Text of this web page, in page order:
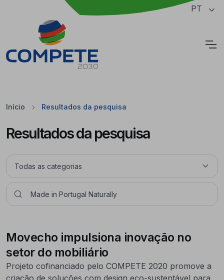
Saltar para o conteúdo principal da página PT
Início Resultados da pesquisa
Resultados da pesquisa
Movecho impulsiona inovação no
setor do mobiliário
Projeto cofinanciado pelo COMPETE 2020 promove a
criação de soluções com design eco-sustentável para